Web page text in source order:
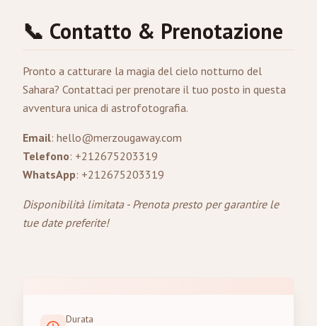
📞 Contatto & Prenotazione
Pronto a catturare la magia del cielo notturno del
Sahara? Contattaci per prenotare il tuo posto in questa
avventura unica di astrofotografia.
Email: hello@merzougaway.com
Telefono: +212675203319
WhatsApp: +212675203319
Disponibilità limitata - Prenota presto per garantire le
tue date preferite!
Durata